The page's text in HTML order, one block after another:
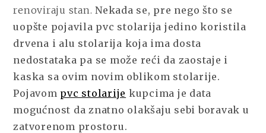
renoviraju stan.Nekada se, pre nego što se
uopšte pojavila pvc stolarija jedino koristila
drvena i alu stolarija koja ima dosta
nedostataka pa se može reći da zaostaje i
kaska sa ovim novim oblikom stolarije.
Pojavom pvc stolarije kupcima je data
mogućnost da znatno olakšaju sebi boravak u
zatvorenom prostoru.